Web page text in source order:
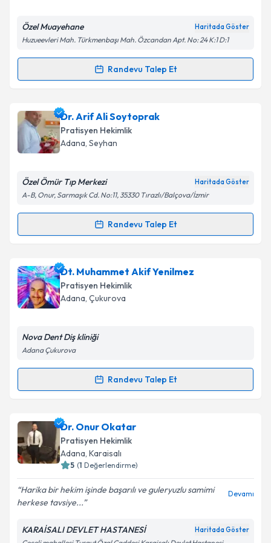
Kişisel verilerimin işlenmesine ilişkin
Metni'ni okudum ve kişisel verilerimin belirtilen
Takvim Talebini Gönder
Özel Muayehane Haritada Göster
Huzueevleri Mah. Türkmenbaşı Mah. Özcandan Apt. No: 24 K:1 D:1
Randevu Talep Et
Randevu Takvimi Talebi
Dr. Erol Özeriçin randevu takvimi talebi oluşturun.
Size bu uzmandan randevu almanız için bir takvim
hazırlandığında e-posta ile bilgilendireceğiz.
Kişisel verilerimin işlenmesine ilişkin
Metni'ni okudum ve kişisel verilerimin belirtilen
Takvim Talebini Gönder
Dr. Arif Ali Soytoprak
Pratisyen Hekimlik
Adana, Seyhan
Özel Ömür Tıp Merkezi Haritada Göster
A-B, Onur, Sarmaşık Cd. No:11, 35330 Tırazlı/Balçova/İzmir
Randevu Talep Et
Randevu Takvimi Talebi
Dr. Arif Ali Soytoprak için randevu takvimi talebi
oluşturun. Size bu uzmandan randevu almanız için bir
takvim hazırlandığında e-posta ile bilgilendireceğiz.
Kişisel verilerimin işlenmesine ilişkin
Metni'ni okudum ve kişisel verilerimin belirtilen
Takvim Talebini Gönder
Dt. Muhammet Akif Yenilmez
Pratisyen Hekimlik
Adana, Çukurova
Nova Dent Diş kliniği
Adana Çukurova
Randevu Talep Et
Randevu Takvimi Talebi
Dt. Muhammet Akif Yenilmez
talebi oluşturun. Size bu uzmandan randevu almanız
için bir takvim hazırlandığında e-posta ile
bilgilendireceğiz.
E-posta Adresiniz
Dr. Onur Okatar
Pratisyen Hekimlik
Adana, Karaisalı
5 (1 Değerlendirme)
Harika bir hekim işinde başarılı ve guleryuzlu samimi
herkese tavsiye...
Devamı
KARAİSALI DEVLET HASTANESİ Haritada Göster